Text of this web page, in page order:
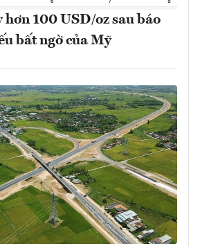
hơn 100 USD/oz sau báo
bất ngờ của Mỹ